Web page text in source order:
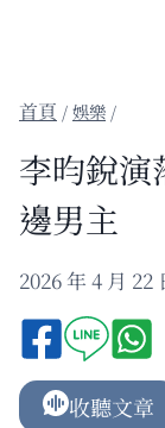
/娛樂 /
李昀銳演
邊男主
2026 年 4 月 22
收聽文章